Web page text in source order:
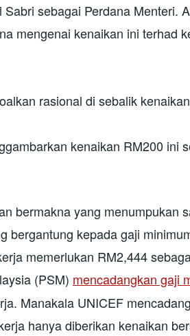
sebagai Perdana Menteri.
mengenai kenaikan ini terhad
rasional di sebalik
kenaikan RM200 ini
bermakna yang menumpukan
bergantung kepada gaji
memerlukan RM2,444
(PSM) mencadangkan gaji
Manakala UNICEF
hanya diberikan kenaikan